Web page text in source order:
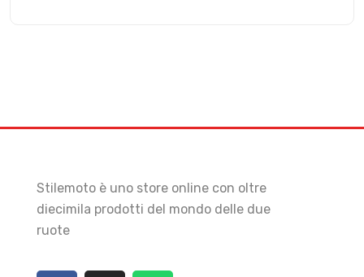
Stilemoto è uno store online con oltre
diecimila prodotti del mondo delle due
ruote